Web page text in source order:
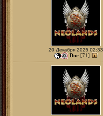
20 Декабря 2025 02:33
Doc [71]